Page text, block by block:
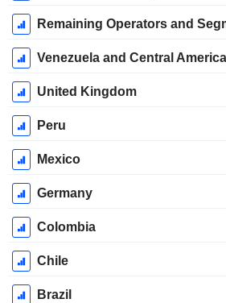
Fiscale:
Décembre
Venezuela and Central America
United Kingdom
Peru
Mexico
Germany
Colombia
Chile
Brazil